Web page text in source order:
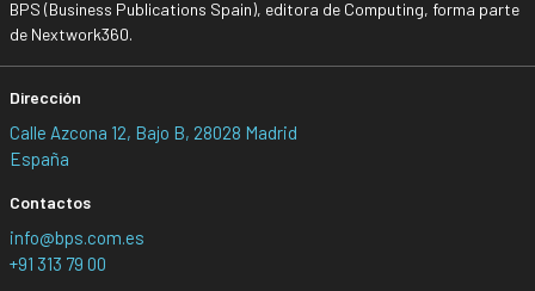
BPS (Business Publications Spain), editora de Computing, forma parte
de Nextwork360.
Dirección
Calle Azcona 12, Bajo B, 28028 Madrid
España
Contactos
info@bps.com.es
+91 313 79 00